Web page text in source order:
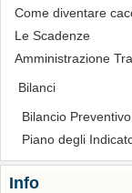
Come diventare
Le Scadenze
Amministrazione
Bilanci
Bilancio
Piano degli
Info